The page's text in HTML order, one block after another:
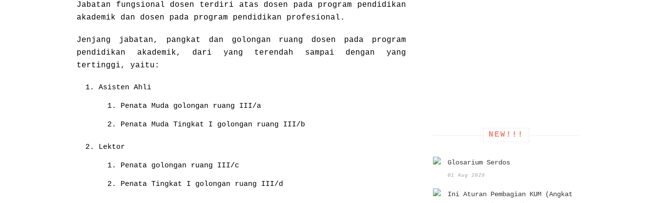
Jabatan fungsional dosen terdiri atas dosen pada program pendidikan
akademik dan dosen pada program pendidikan profesional.
Jenjang jabatan, pangkat dan golongan ruang dosen pada program
pendidikan akademik, dari yang terendah sampai dengan yang
tertinggi, yaitu:
Asisten Ahli
Penata Muda golongan ruang III/a
Penata Muda Tingkat I golongan ruang III/b
Lektor
Penata golongan ruang III/c
Penata Tingkat I golongan ruang III/d
NEW!!!
Glosarium Serdos
01 Aug 2026
Ini Aturan Pembagian KUM (Angkat